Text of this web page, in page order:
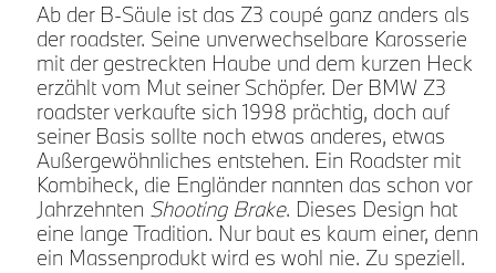
Ab der B-Säule ist das Z3 coupé ganz anders als
der roadster. Seine unverwechselbare Karosserie
mit der gestreckten Haube und dem kurzen Heck
erzählt vom Mut seiner Schöpfer. Der BMW Z3
roadster verkaufte sich 1998 prächtig, doch auf
seiner Basis sollte noch etwas anderes, etwas
Außergewöhnliches entstehen. Ein Roadster mit
Kombiheck, die Engländer nannten das schon vor
Jahrzehnten Shooting Brake. Dieses Design hat
eine lange Tradition. Nur baut es kaum einer, denn
ein Massenprodukt wird es wohl nie. Zu speziell.